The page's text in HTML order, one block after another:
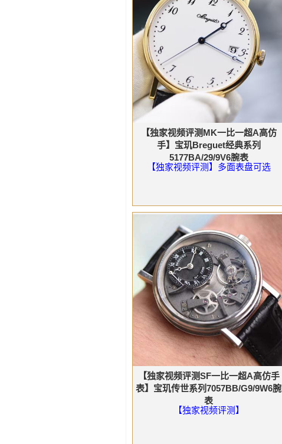
【独家视频评测MK一比一超A高仿
手】宝玑Breguet经典系列
5177BA/29/9V6腕表
【独家视频评测】多面表盘可选
【独家视频评测SF一比一超A高仿手
表】宝玑传世系列7057BB/G9/9W6腕
表
【独家视频评测】